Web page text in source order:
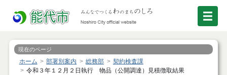
現在のページ
ホーム 部署別案内 総務部
契約検査課
令和３年１２月２日執行 物品（公開調達）見積徴取結果